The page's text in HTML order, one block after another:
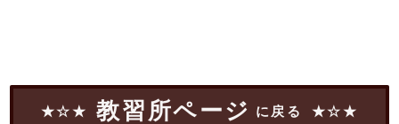
教習所ページ に戻る